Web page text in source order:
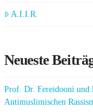
A.I.I.R.
Neueste
Prof. Dr. Fereidooni und
Antimuslimischen